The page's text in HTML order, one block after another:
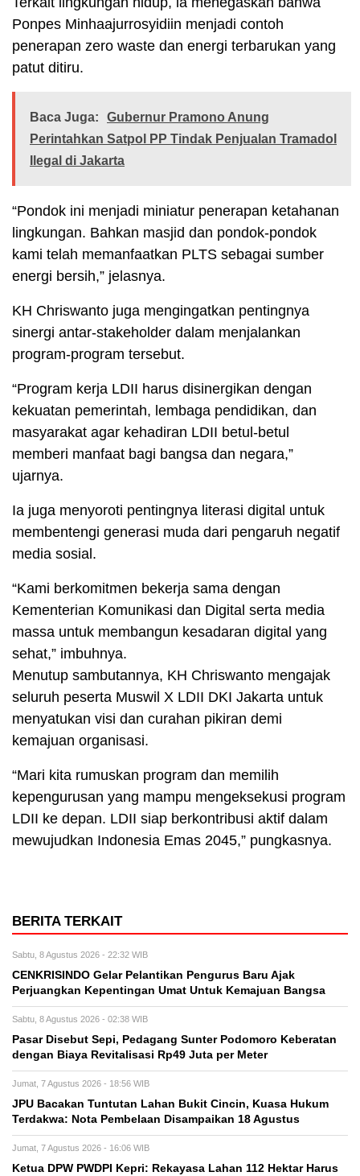
Ponpes Minhaajurrosyidiin menjadi contoh
penerapan zero waste dan energi terbarukan yang
patut ditiru.
Baca Juga:
Gubernur Pramono Anung
Perintahkan Satpol PP Tindak Penjualan Tramadol
Ilegal di Jakarta
“Pondok ini menjadi miniatur penerapan ketahanan
lingkungan. Bahkan masjid dan pondok-pondok
kami telah memanfaatkan PLTS sebagai sumber
energi bersih,” jelasnya.
KH Chriswanto juga mengingatkan pentingnya
sinergi antar-stakeholder dalam menjalankan
program-program tersebut.
“Program kerja LDII harus disinergikan dengan
kekuatan pemerintah, lembaga pendidikan, dan
masyarakat agar kehadiran LDII betul-betul
memberi manfaat bagi bangsa dan negara,”
ujarnya.
Ia juga menyoroti pentingnya literasi digital untuk
membentengi generasi muda dari pengaruh negatif
media sosial.
“Kami berkomitmen bekerja sama dengan
Kementerian Komunikasi dan Digital serta media
massa untuk membangun kesadaran digital yang
sehat,” imbuhnya.
Menutup sambutannya, KH Chriswanto mengajak
seluruh peserta Muswil X LDII DKI Jakarta untuk
menyatukan visi dan curahan pikiran demi
kemajuan organisasi.
“Mari kita rumuskan program dan memilih
kepengurusan yang mampu mengeksekusi program
LDII ke depan. LDII siap berkontribusi aktif dalam
mewujudkan Indonesia Emas 2045,” pungkasnya.
BERITA TERKAIT
Sabtu, 8 Agustus 2026 - 22:32 WIB
CENKRISINDO Gelar Pelantikan Pengurus Baru Ajak
Perjuangkan Kepentingan Umat Untuk Kemajuan Bangsa
Sabtu, 8 Agustus 2026 - 02:38 WIB
Pasar Disebut Sepi, Pedagang Sunter Podomoro Keberatan
dengan Biaya Revitalisasi Rp49 Juta per Meter
Jumat, 7 Agustus 2026 - 18:56 WIB
JPU Bacakan Tuntutan Lahan Bukit Cincin, Kuasa Hukum
Terdakwa: Nota Pembelaan Disampaikan 18 Agustus
Jumat, 7 Agustus 2026 - 16:06 WIB
Ketua DPW PWDPI Kepri: Rekayasa Lahan 112 Hektar Harus